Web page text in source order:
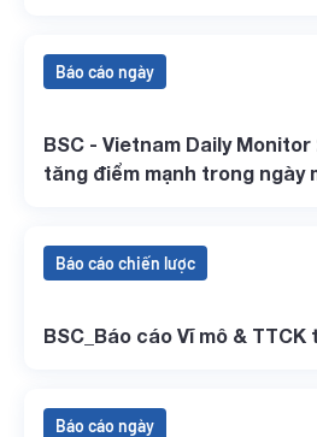
Báo cáo ngày
BSC - Vietnam Daily Monitor
tăng điểm mạnh trong ngày
Báo cáo chiến lược
BSC_Báo cáo Vĩ mô & TTCK
Báo cáo ngày